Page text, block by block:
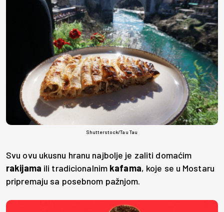
Shutterstock/Tau Tau
Svu ovu ukusnu hranu najbolje je zaliti domaćim
rakijama ili tradicionalnim kafama, koje se u Mostaru
pripremaju sa posebnom pažnjom.